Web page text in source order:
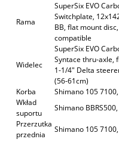
Rama
SuperSix EVO
Switchplate,
BB, flat mount
compatible
Widelec
SuperSix EVO
Syntace thru-axle,
1-1/4" Delta
(56-61cm)
Korba
Shimano 105
Wkład
suportu
Shimano
Przerzutka
przednia
Shimano 105